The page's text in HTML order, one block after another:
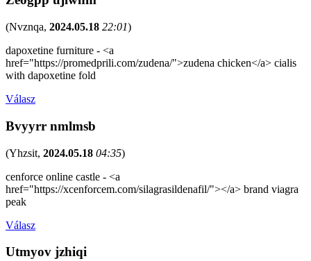
(Nvznqa, 2024.05.18 22:01)
dapoxetine furniture - <a
href="https://promedprili.com/zudena/">zudena chicken</a> cialis
with dapoxetine fold
Válasz
Bvyyrr nmlmsb
(Yhzsit, 2024.05.18 04:35)
cenforce online castle - <a
href="https://xcenforcem.com/silagrasildenafil/"></a> brand viagra
peak
Válasz
Utmyov jzhiqi